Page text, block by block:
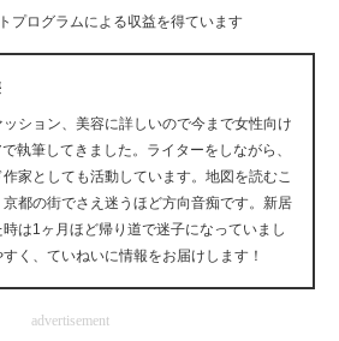
サイト
イト
ィア
前線
トの話題
プログラムによる収益を得ています
ション、美容に詳しいので今まで女性向け
執筆してきました。ライターをしながら、
家としても活動しています。地図を読むこ
京都の街でさえ迷うほど方向音痴です。新居
は1ヶ月ほど帰り道で迷子になっていまし
く、ていねいに情報をお届けします！
advertisement